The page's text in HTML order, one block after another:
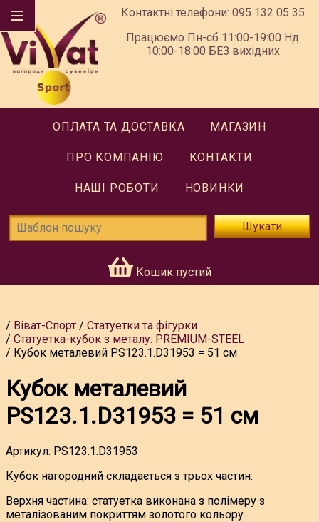
Контактні телефони: 095 132 05 35
Працюємо Пн-сб 11:00-19:00 Нд
10:00-18:00 БЕЗ вихідних
ОПЛАТА ТА ДОСТАВКА МАГАЗИН
ПРО КОМПАНІЮ КОНТАКТИ
НАШІ РОБОТИ НОВИНКИ
Шукати
Кошик пустий
Віват-Спорт
Статуетки та фігурки
Статуетка-кубок з металу: PREMIUM-STEEL
Кубок металевий PS123.1.D31953 = 51 см
Кубок металевий
PS123.1.D31953 = 51 см
Артикул: PS123.1.D31953
Кубок нагородний складається з трьох частин:
Верхня частина: статуетка виконана з полімеру з
металізованим покриттям золотого кольору.